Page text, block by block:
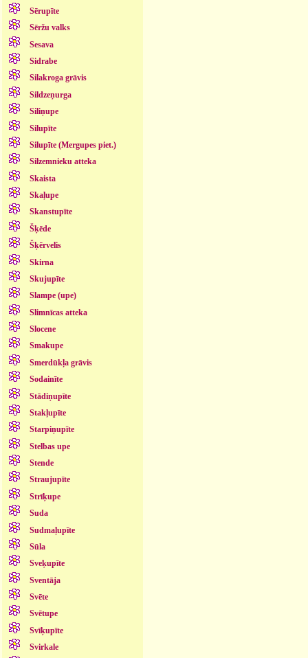
Sērupīte
Sēržu valks
Sesava
Sidrabe
Silakroga grāvis
Sildzeņurga
Siliņupe
Silupīte
Silupīte (Mergupes piet.)
Silzemnieku atteka
Skaista
Skaļupe
Skanstupīte
Šķēde
Šķērvelis
Skirna
Skujupīte
Slampe (upe)
Slimnīcas atteka
Slocene
Smakupe
Smerdūkļa grāvis
Sodainīte
Stādiņupīte
Stakļupīte
Starpiņupīte
Stelbas upe
Stende
Straujupīte
Strīķupe
Suda
Sudmaļupīte
Sūla
Sveķupīte
Sventāja
Svēte
Svētupe
Svīķupīte
Svirkale